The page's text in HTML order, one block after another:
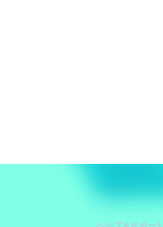
ヘルプ＆サポート